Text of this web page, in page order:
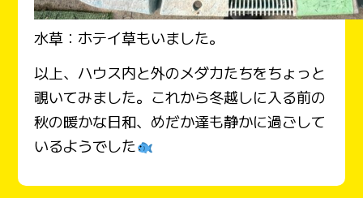
水草：ホテイ草もいました。
以上、ハウス内と外のメダカたちをちょっと
覗いてみました。これから冬越しに入る前の
秋の暖かな日和、めだか達も静かに過ごして
いるようでした